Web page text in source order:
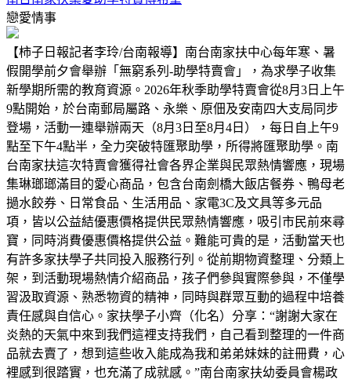
戀愛情事
【柿子日報記者李玲/台南報導】南台南家扶中心每年寒、暑
假開學前夕會舉辦「無窮系列-助學特賣會」，為求學子收集
新學期所需的教育資源。2026年秋季助學特賣會從8月3日上午
9點開始，於台南郵局屬路、永樂、原佃及安南四大支局同步
登場，活動一連舉辦兩天（8月3日至8月4日），每日自上午9
點至下午4點半，全力突破特匯聚助學，所得將匯聚助學。南
台南家扶這次特賣會獲得社會各界企業與民眾熱情響應，現場
集琳瑯瑯滿目的愛心商品，包含台南劍橋大飯店餐券、鴨母老
撾水餃券、日常食品、生活用品、家電3C及文具等多元品
項，皆以公益結優惠價格提供民眾熱情響應，吸引市民前來尋
寶，同時消費優惠價格提供公益。難能可貴的是，活動當天也
有許多家扶學子共同投入服務行列。從前期物資整理、分類上
架，到活動現場熱情介紹商品，孩子們參與實際參與，不僅學
習汲取資源、熟悉物資的精神，同時與群眾互動的過程中培養
責任感與自信心。家扶學子小齊（化名）分享：“謝謝大家在
炎熱的天氣中來到我們這裡支持我們，自己看到整理的一件商
品就去賣了，想到這些收入能成為我和弟弟妹妹的註冊費，心
裡感到很踏實，也充滿了成就感。”南台南家扶幼委員會楊政